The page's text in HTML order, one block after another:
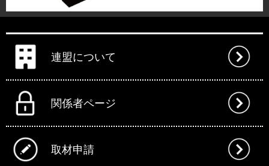
連盟について
関係者ページ
取材申請